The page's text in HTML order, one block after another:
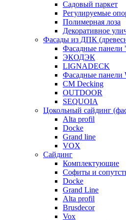
Садовый паркет
Регулируемые
Полимерная лоза
Декоративное
Фасады из ДПК
Фасадные панели
ЭКОДЭК
LIGNADECK
Фасадные панели
CM Decking
OUTDOOR
SEQUOIA
Цокольный сайдинг
Alta profil
Docke
Grand line
VOX
Сайдинг
Комплектующие
Софиты и
Docke
Grand Line
Alta profil
Brusdecor
Vox